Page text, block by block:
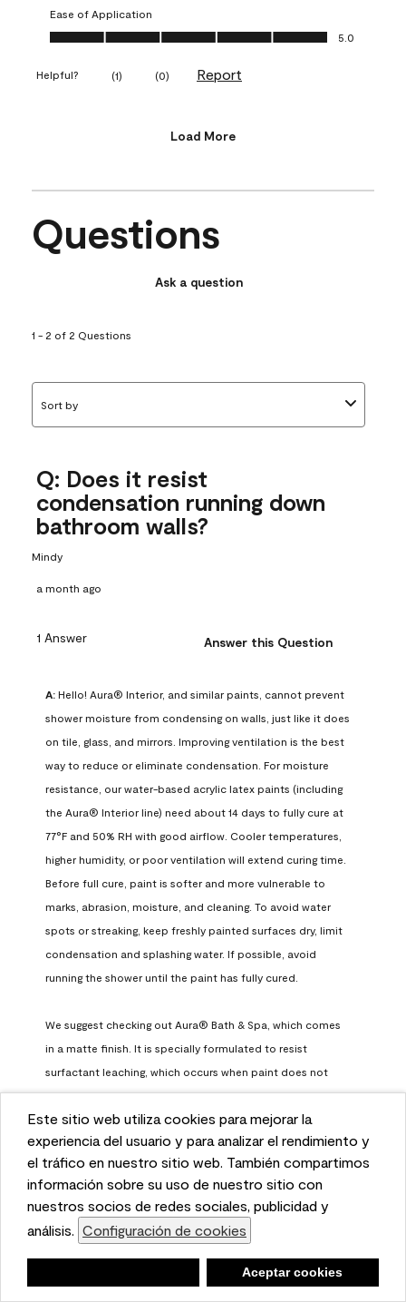
This website uses cookies to enhance user experience
and to analyze performance and traffic on our website.
We also share information about your use of our site
with our social media, advertising, and analytics
partners. Cookie Settings
Accept Cookies
Este sitio web utiliza cookies para mejorar la
experiencia del usuario y para analizar el rendimiento y
el tráfico en nuestro sitio web. También compartimos
información sobre su uso de nuestro sitio con
nuestros socios de redes sociales, publicidad y
análisis. Configuración de cookies
Aceptar cookies
Ease of Application
Ease of Application, 5.0 out of 5
5.0
Helpful? (1) (0) Report
Load More
Questions
Ask a question
1 - 2 of 2 Questions
Sort by
Q: Does it resist
condensation running down
bathroom walls?
Mindy
a month ago
1 Answer Answer this Question
A: Hello! Aura® Interior, and similar paints, cannot prevent
shower moisture from condensing on walls, just like it does
on tile, glass, and mirrors. Improving ventilation is the best
way to reduce or eliminate condensation. For moisture
resistance, our water-based acrylic latex paints (including
the Aura® Interior line) need about 14 days to fully cure at
77°F and 50% RH with good airflow. Cooler temperatures,
higher humidity, or poor ventilation will extend curing time.
Before full cure, paint is softer and more vulnerable to
marks, abrasion, moisture, and cleaning. To avoid water
spots or streaking, keep freshly painted surfaces dry, limit
condensation and splashing water. If possible, avoid
running the shower until the paint has fully cured.
We suggest checking out Aura® Bath & Spa, which comes
in a matte finish. It is specially formulated to resist
surfactant leaching, which occurs when paint does not
have enough time to fully cure before being exposed to
high humidity. To learn more, feel free to check it out here:
https://www.benjaminmoore.com/en-us/interior-exterior-
paints-stains/product-catalog/abs/aura-bath-and-spa-
paint
Benjamin Moore Support
a month ago